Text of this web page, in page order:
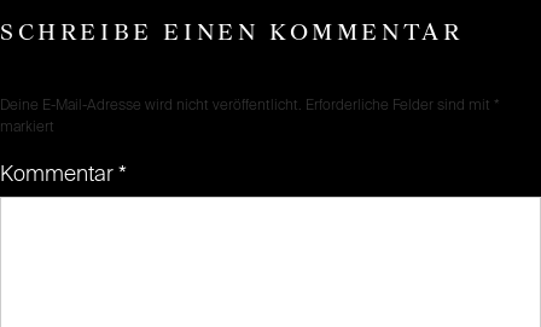
SCHREIBE EINEN KOMMENTAR
Deine E-Mail-Adresse wird nicht veröffentlicht. Erforderliche Felder sind mit *
markiert
Kommentar *